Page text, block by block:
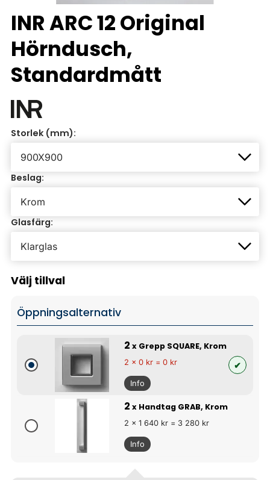
INR ARC 12 Original
Hörndusch,
Standardmått
Storlek (mm):
Beslag:
Glasfärg:
Välj tillval
Öppningsalternativ
2 x Grepp SQUARE, Krom
2 x 0 kr = 0 kr
Info
2 x Handtag GRAB, Krom
2 x 1 640 kr = 3 280 kr
Info